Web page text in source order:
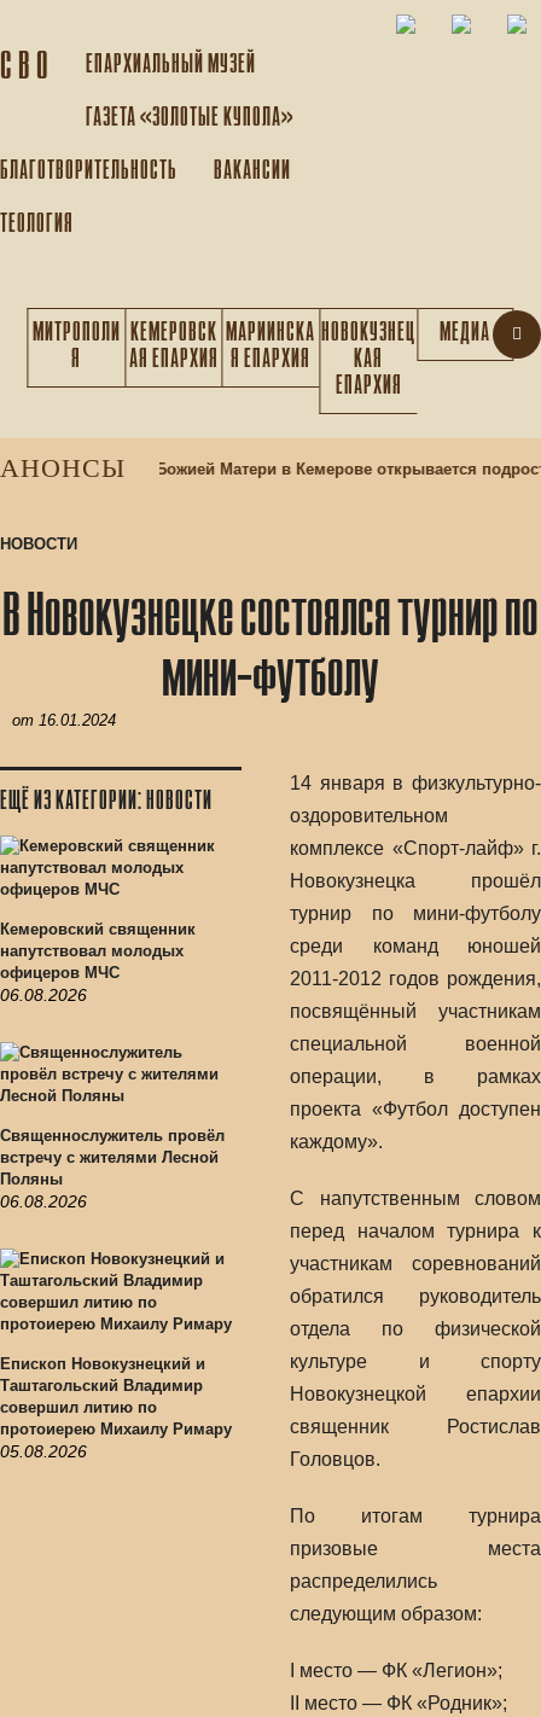
С В О
ЕПАРХИАЛЬНЫЙ МУЗEЙ
ГАЗЕТА «ЗОЛОТЫЕ КУПОЛА»
БЛАГОТВОРИТЕЛЬНОСТЬ
ВАКАНСИИ
ТЕОЛОГИЯ
МИТРОПОЛИ
Я
КЕМЕРОВСК
АЯ ЕПАРХИЯ
МАРИИНСКА
Я ЕПАРХИЯ
НОВОКУЗНЕЦ
КАЯ
ЕПАРХИЯ
МЕДИА
АНОНСЫ
Казанской иконы Божией Матери в Кемерове открывается
НОВОСТИ
В Новокузнецке состоялся турнир по
мини-футболу
от 16.01.2024
ЕЩЁ ИЗ КАТЕГОРИИ: НОВОСТИ
Кемеровский священник
напутствовал молодых
офицеров МЧС
06.08.2026
Священнослужитель провёл
встречу с жителями Лесной
Поляны
06.08.2026
Епископ Новокузнецкий и
Таштагольский Владимир
совершил литию по
протоиерею Михаилу Римару
05.08.2026
14 января в физкультурно-
оздоровительном
комплексе «Спорт-лайф» г.
Новокузнецка прошёл
турнир по мини-футболу
среди команд юношей
2011-2012 годов рождения,
посвящённый участникам
специальной военной
операции, в рамках
проекта «Футбол доступен
каждому».
С напутственным словом
перед началом турнира к
участникам соревнований
обратился руководитель
отдела по физической
культуре и спорту
Новокузнецкой епархии
священник Ростислав
Головцов.
По итогам турнира
призовые места
распределились
следующим образом:
I место — ФК «Легион»;
II место — ФК «Родник»;